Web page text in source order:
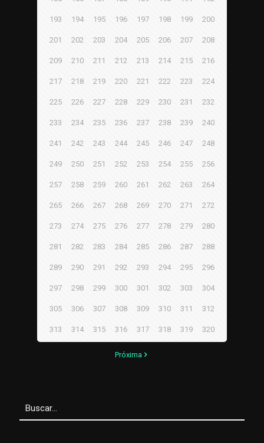
193 194 195 196 197 198 199 200
201 202 203 204 205 206 207 208
209 210 211 212 213 214 215 216
217 218 219 220 221 222 223 224
225 226 227 228 229 230 231 232
233 234 235 236 237 238 239 240
241 242 243 244 245 246 247 248
249 250 251 252 253 254 255 256
257 258 259 260 261 262 263 264
265 266 267 268 269 270 271 272
273 274 275 276 277 278 279 280
281 282 283 284 285 286 287 288
289 290 291 292 293 294 295 296
297 298 299 300 301 302 303 304
305 306 307 308 309 310 311 312
313 314 315 316 317 318 319 320
Próxima